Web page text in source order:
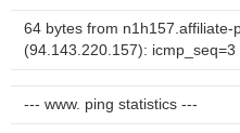
64 bytes from n1h157.affiliate-
(94.143.220.157): icmp_seq=3
--- www. ping statistics ---